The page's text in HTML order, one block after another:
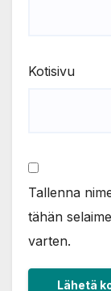
Kotisivu
Tallenna
tähän
varten.